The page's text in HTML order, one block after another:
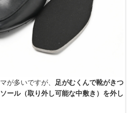
が多いですが、
足がむくんで靴がきつ
ール（取り外し可能な中敷き）を外し